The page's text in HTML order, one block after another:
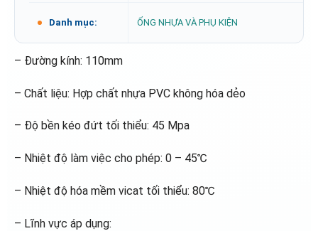
Danh mục: ỐNG NHỰA VÀ PHỤ KIỆN
– Đường kính: 110mm
– Chất liệu: Hợp chất nhựa PVC không hóa dẻo
– Độ bền kéo đứt tối thiểu: 45 Mpa
– Nhiệt độ làm việc cho phép: 0 – 45℃
– Nhiệt độ hóa mềm vicat tối thiểu: 80℃
– Lĩnh vực áp dụng: